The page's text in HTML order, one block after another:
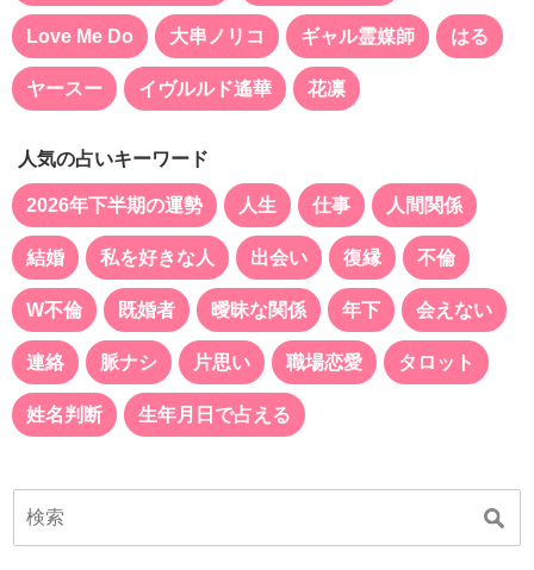
Love Me Do 大串ノリコ ギャル霊媒師 はる
ヤースー イヴルルド遙華 花凛
人気の占いキーワード
2026年下半期の運勢 人生 仕事 人間関係
結婚 私を好きな人 出会い 復縁 不倫
W不倫 既婚者 曖昧な関係 年下 会えない
連絡 脈ナシ 片思い 職場恋愛 タロット
姓名判断 生年月日で占える